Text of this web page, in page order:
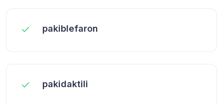
pakiblefaron
pakidaktili